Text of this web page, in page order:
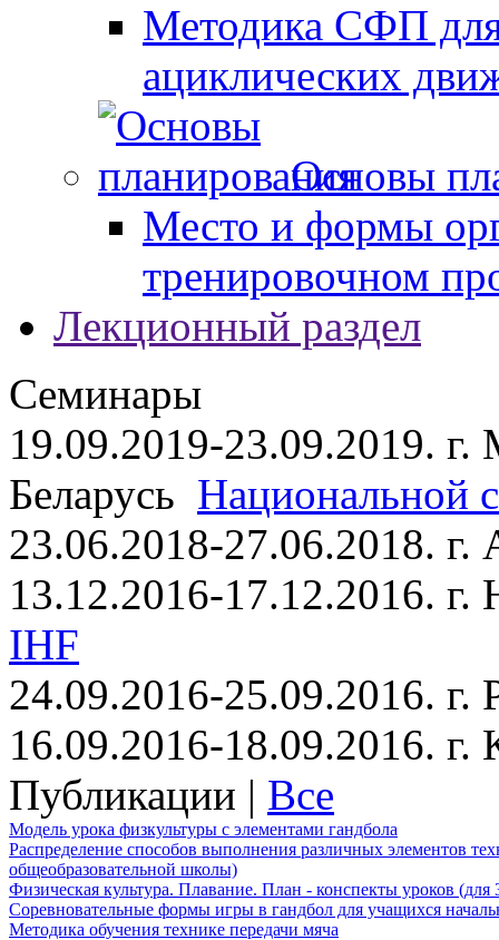
Методика СФП для
ациклических
Основы
Место и формы
тренировочном
Лекционный раздел
Семинары
19.09.2019-23.09.2019. г.
Беларусь Национальной
23.06.2018-27.06.2018.
13.12.2016-17.12.2016.
IHF
24.09.2016-25.09.2016. г.
16.09.2016-18.09.2016.
Публикации | Все
Модель урока физкультуры с элементами гандбола
Распределение способов выполнения различных элементов
общеобразовательной школы)
Физическая культура. Плавание. План - конспекты уроков (для
Соревновательные формы игры в гандбол для учащихся
Методика обучения технике передачи мяча